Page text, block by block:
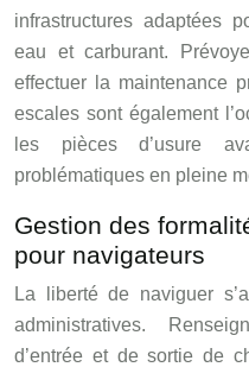
infrastructures adaptées
eau et carburant.
effectuer la maintenance
escales sont également
les pièces d’usure
problématiques en pleine
Gestion des
pour navigateurs
La liberté de naviguer
administratives.
d’entrée et de sortie de